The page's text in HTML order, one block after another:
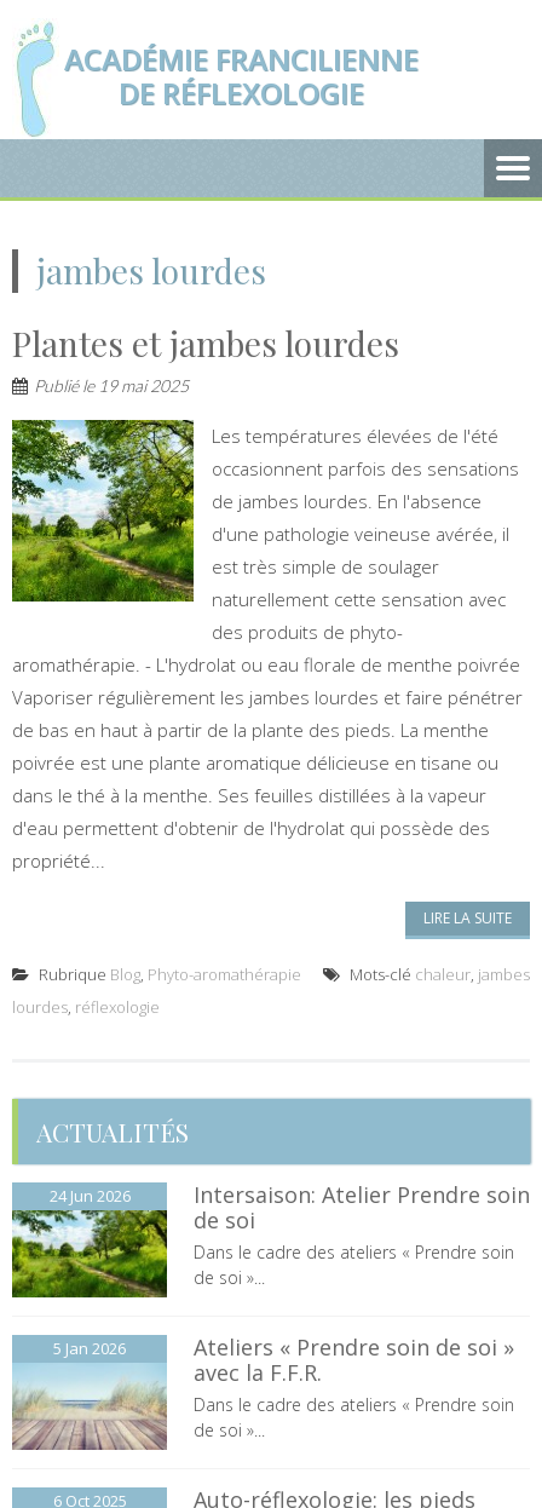
ACADÉMIE FRANCILIENNE
DE RÉFLEXOLOGIE
jambes lourdes
Plantes et jambes lourdes
Publié le 19 mai 2025
Les températures élevées de l'été
occasionnent parfois des sensations
de jambes lourdes. En l'absence
d'une pathologie veineuse avérée, il
est très simple de soulager
naturellement cette sensation avec
des produits de phyto-
aromathérapie. - L'hydrolat ou eau florale de menthe poivrée
Vaporiser régulièrement les jambes lourdes et faire pénétrer
de bas en haut à partir de la plante des pieds. La menthe
poivrée est une plante aromatique délicieuse en tisane ou
dans le thé à la menthe. Ses feuilles distillées à la vapeur
d'eau permettent d'obtenir de l'hydrolat qui possède des
propriété...
LIRE LA SUITE
Rubrique Blog, Phyto-aromathérapie Mots-clé chaleur, jambes
lourdes, réflexologie
ACTUALITÉS
24 Jun 2026
Intersaison: Atelier Prendre soin
de soi
Dans le cadre des ateliers « Prendre soin
de soi »...
5 Jan 2026
Ateliers « Prendre soin de soi »
avec la F.F.R.
Dans le cadre des ateliers « Prendre soin
de soi »...
6 Oct2025 Auto-réflexologie: les pieds